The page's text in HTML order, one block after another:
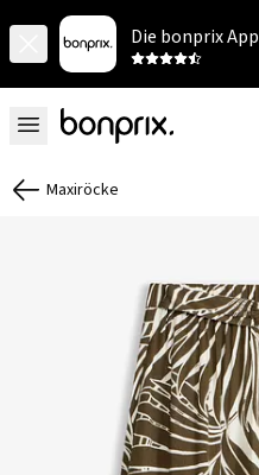
Die bonprix App
Maxiröcke